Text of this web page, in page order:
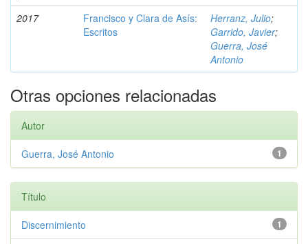
2017
Francisco y Clara de Asís:
Escritos
Herranz, Julio;
Garrido, Javier;
Guerra, José
Antonio
Otras opciones relacionadas
Autor
1
Guerra, José Antonio
Título
1
Discernimiento